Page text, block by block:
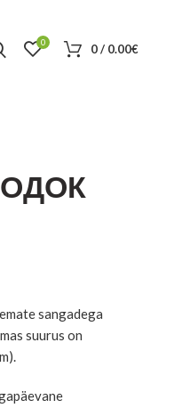
0 0/ 0.00€
sangadega
suurus on